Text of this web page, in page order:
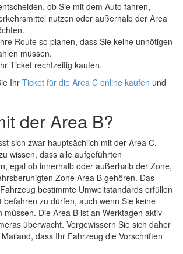
ob Sie mit dem Auto fahren,
nutzen oder außerhalb der Area
Route so planen, dass Sie keine unnötigen
müssen.
Ticket rechtzeitig kaufen.
Ihr Ticket für die Area C online kaufen und
der Area B?
sich zwar hauptsächlich mit der Area C,
wissen, dass alle aufgeführten
egal ob innerhalb oder außerhalb der Zone,
Zone Area B gehören. Das
bestimmte Umweltstandards erfüllen
befahren zu dürfen, auch wenn Sie keine
müssen. Die Area B ist an Werktagen aktiv
überwacht. Vergewissern Sie sich daher
dass Ihr Fahrzeug die Vorschriften